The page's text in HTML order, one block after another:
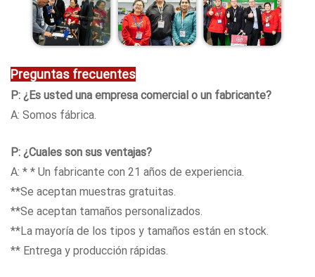
Preguntas frecuentes
P: ¿Es usted una empresa comercial o un fabricante?
A: Somos fábrica.
P: ¿Cuales son sus ventajas?
A: * * Un fabricante con 21 años de experiencia.
**Se aceptan muestras gratuitas.
**Se aceptan tamaños personalizados.
**La mayoría de los tipos y tamaños están en stock.
** Entrega y producción rápidas.